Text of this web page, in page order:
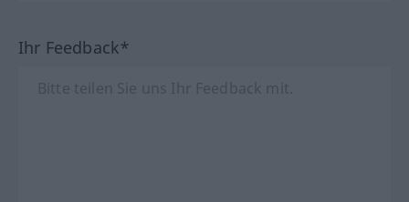
Ihr Feedback*